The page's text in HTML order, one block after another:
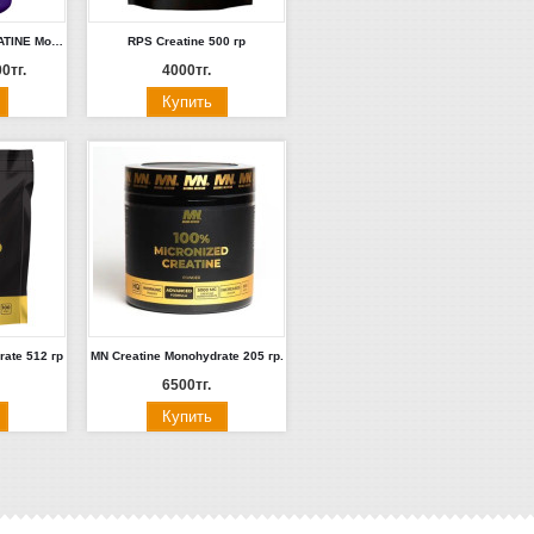
RPS Creatine 500 гр
4000тг.
512 гр MN Creatine Monohydrate 205 гр.
6500тг.